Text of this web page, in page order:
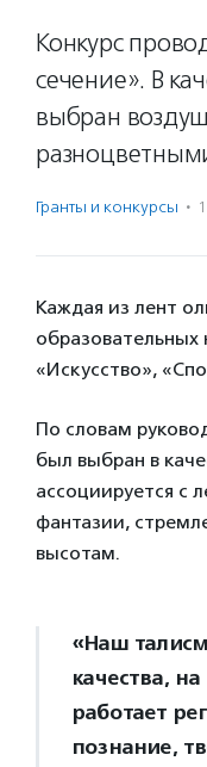
Конкурс
сечение». В
выбран
Гранты и конкурсы ·
Каждая из лент
образовательных
«Искусство»,
По словам
был выбран в
ассоциируется с
фантазии,
высотам.
«Наш
качества,
работает
познание,